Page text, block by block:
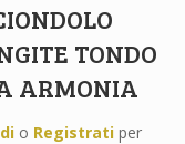
TONDO
ARMONIA
o Registrati per